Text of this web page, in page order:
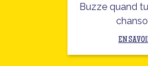
Buzze quand
EN